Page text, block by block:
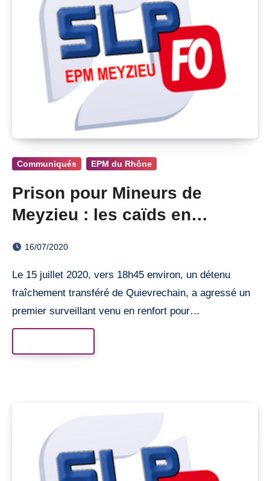
Communiqués EPM du Rhône
Prison pour Mineurs de
Meyzieu : les caïds en
16/07/2020
Le 15 juillet 2020, vers 18h45 environ, un détenu
fraîchement transféré de Quievrechain, a agressé un
premier surveillant venu en renfort pour…